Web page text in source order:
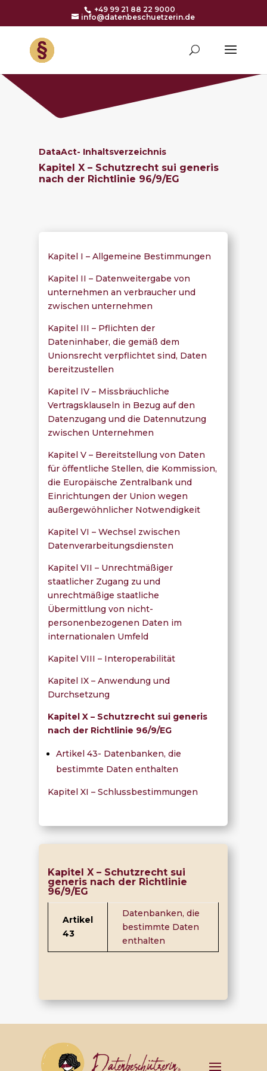
+49 99 21 88 22 9000
info@datenbeschuetzerin.de
DataAct- Inhaltsverzeichnis
Kapitel X – Schutzrecht sui generis
nach der Richtlinie 96/9/EG
Kapitel I – Allgemeine Bestimmungen
Kapitel II – Datenweitergabe von
unternehmen an verbraucher und
zwischen unternehmen
Kapitel III – Pflichten der
Dateninhaber, die gemäß dem
Unionsrecht verpflichtet sind, Daten
bereitzustellen
Kapitel IV – Missbräuchliche
Vertragsklauseln in Bezug auf den
Datenzugang und die Datennutzung
zwischen Unternehmen
Kapitel V – Bereitstellung von Daten
für öffentliche Stellen, die Kommission,
die Europäische Zentralbank und
Einrichtungen der Union wegen
außergewöhnlicher Notwendigkeit
Kapitel VI – Wechsel zwischen
Datenverarbeitungsdiensten
Kapitel VII – Unrechtmäßiger
staatlicher Zugang zu und
unrechtmäßige staatliche
Übermittlung von nicht-
personenbezogenen Daten im
internationalen Umfeld
Kapitel VIII – Interoperabilität
Kapitel IX – Anwendung und
Durchsetzung
Kapitel X – Schutzrecht sui generis
nach der Richtlinie 96/9/EG
Artikel 43- Datenbanken, die
bestimmte Daten enthalten
Kapitel XI – Schlussbestimmungen
Kapitel X – Schutzrecht sui
generis nach der Richtlinie
96/9/EG
Artikel
43
Datenbanken, die
bestimmte Daten
enthalten